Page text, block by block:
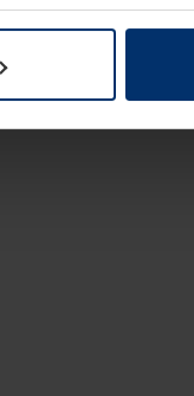
oder widerrufen.